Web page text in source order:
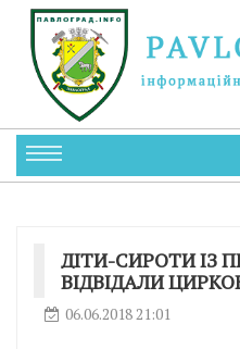
ДІТИ-СИРОТИ ІЗ
ВІДВІДАЛИ
06.06.2018 21:01